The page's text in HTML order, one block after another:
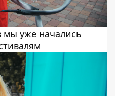
мы уже начались